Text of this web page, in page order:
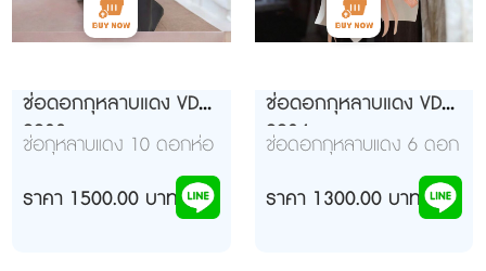
ช่อดอกกุหลาบแดง VD
9903
ช่อกุหลาบแดง 10 ดอกห่อ
กระดาษสีขาว สีดำ ผูกโบว์
สีแดงทองอย่างสวยงาม
ราคา 1500.00 บาท
ช่อดอกกุหลาบแดง VD
9904
ช่อดอกกุหลาบแดง 6 ดอก
ราคา 1300.00 บาท